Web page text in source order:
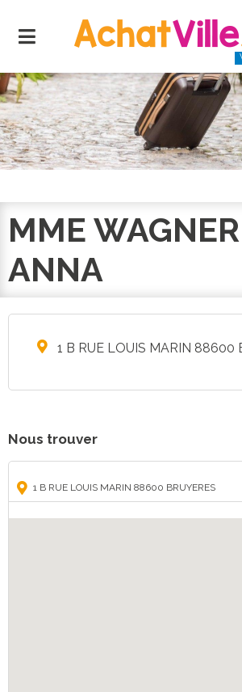
Menu
MME WAGNER
ANNA
1 B RUE LOUIS MARIN 88600
Nous trouver
1 B RUE LOUIS MARIN 88600 BRUYERES